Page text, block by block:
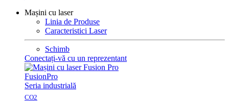
Mașini cu laser
Linia de Produse
Caracteristici Laser
Schimb
Conectați-vă cu un reprezentant
FusionPro
Seria industrială
CO2